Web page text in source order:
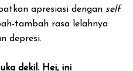
apresiasi dengan self
tambah rasa lelahnya
depresi.
dekil. Hei, ini